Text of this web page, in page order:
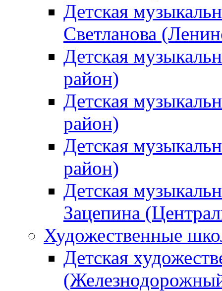
Детская
Светланова
Детская
район)
Детская
район)
Детская
район)
Детская
Зацепина
Художественные
Детская